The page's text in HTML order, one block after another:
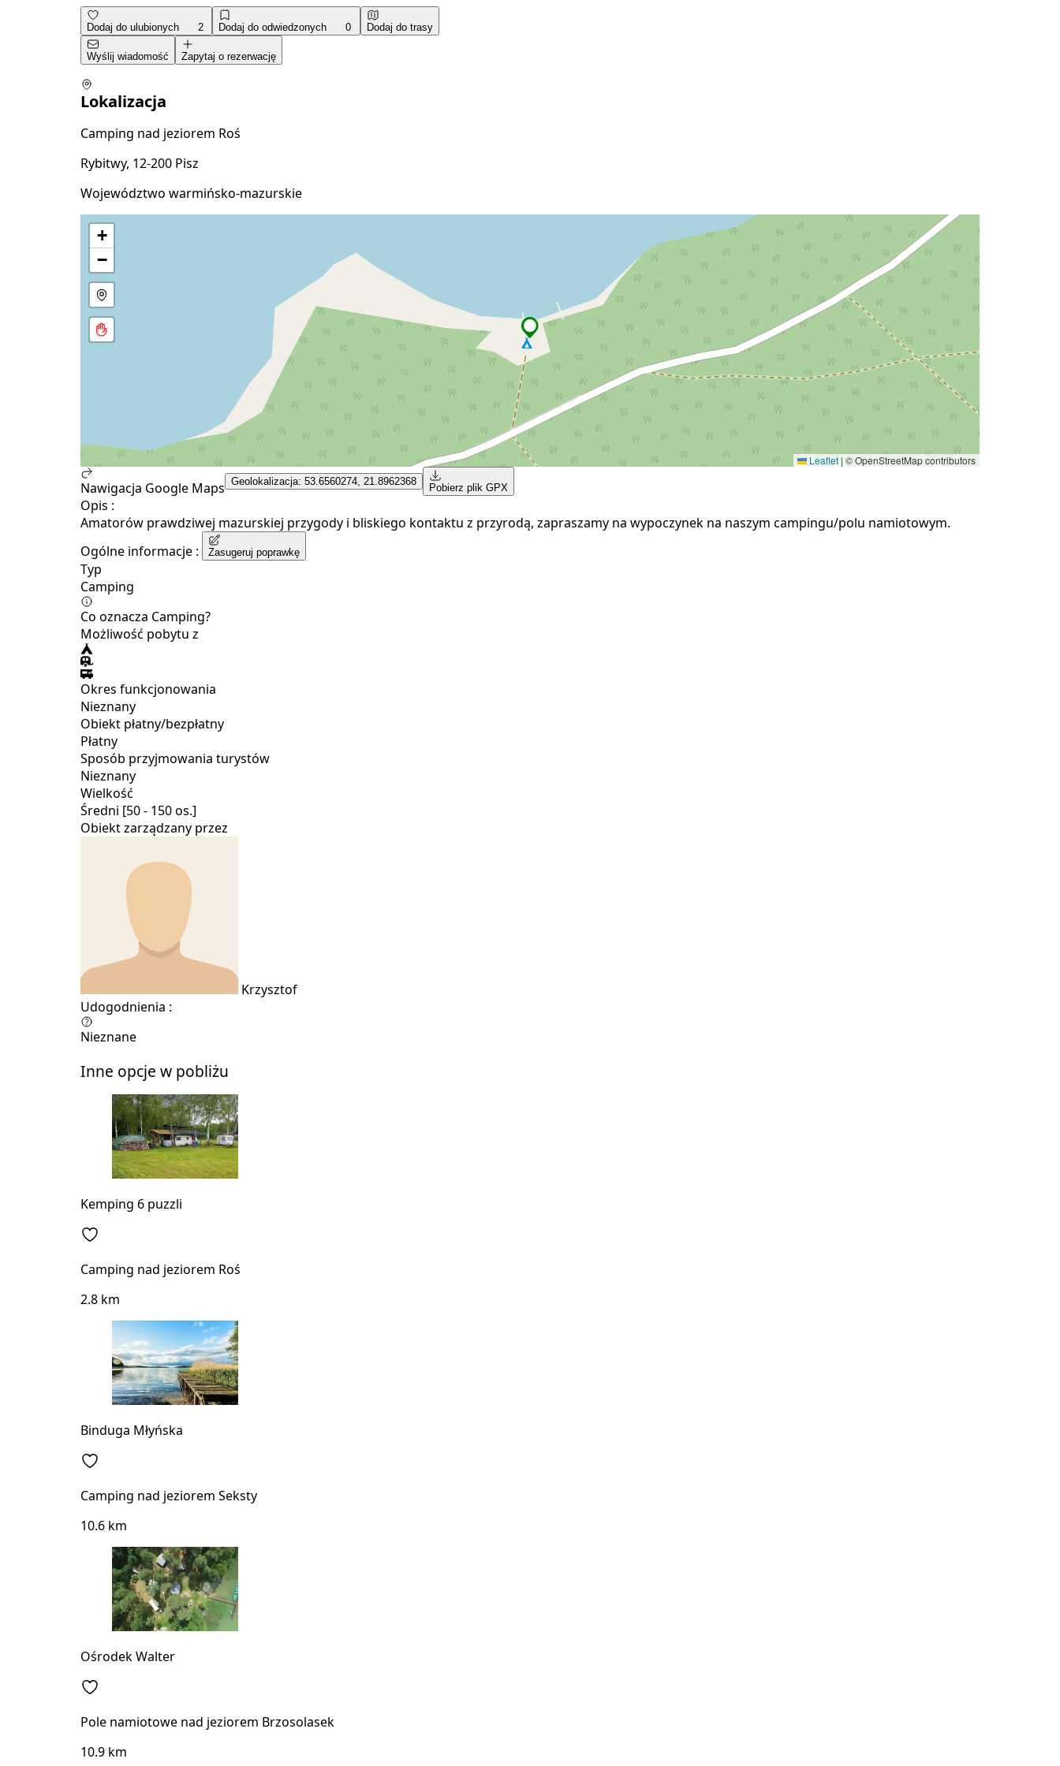
Dodaj do ulubionych 2 Dodaj do odwiedzonych 0 Dodaj do trasy
Wyślij wiadomość Zapytaj o rezerwację
Lokalizacja
Camping nad jeziorem Roś
Rybitwy, 12-200 Pisz
Województwo warmińsko-mazurskie
+
−
Leaflet | © OpenStreetMap contributors
Nawigacja Google Maps Geolokalizacja: 53.6560274, 21.8962368
Pobierz plik GPX
Opis :
Amatorów prawdziwej mazurskiej przygody i bliskiego kontaktu z przyrodą, zapraszamy na wypoczynek na naszym campingu/polu namiotowym.
Ogólne informacje :
Zasugeruj poprawkę
Typ
Camping
Co oznacza Camping?
Możliwość pobytu z
Okres funkcjonowania
Nieznany
Obiekt płatny/bezpłatny
Płatny
Sposób przyjmowania turystów
Nieznany
Wielkość
Średni [50 - 150 os.]
Obiekt zarządzany przez
Krzysztof
Udogodnienia :
Nieznane
Inne opcje w pobliżu
Kemping 6 puzzli
Camping nad jeziorem Roś
2.8 km
Binduga Młyńska
Camping nad jeziorem Seksty
10.6 km
Ośrodek Walter
Pole namiotowe nad jeziorem Brzosolasek
10.9 km